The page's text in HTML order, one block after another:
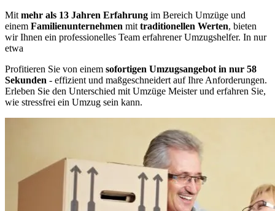
Mit mehr als 13 Jahren Erfahrung im Bereich Umzüge und
einem Familienunternehmen mit traditionellen Werten, bieten
wir Ihnen ein professionelles Team erfahrener Umzugshelfer. In nur
etwa
Profitieren Sie von einem sofortigen Umzugsangebot in nur 58
Sekunden - effizient und maßgeschneidert auf Ihre Anforderungen.
Erleben Sie den Unterschied mit Umzüge Meister und erfahren Sie,
wie stressfrei ein Umzug sein kann.